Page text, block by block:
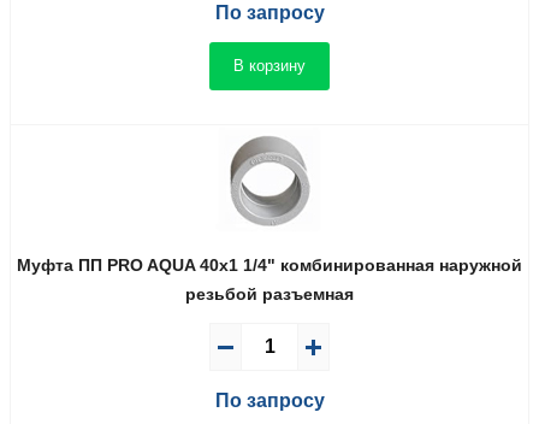
По запросу
В корзину
Муфта ПП PRO AQUA 40x1 1/4" комбинированная наружной
резьбой разъемная
По запросу